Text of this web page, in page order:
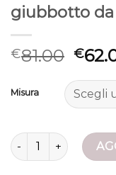
giubbotto
€81.00 €
Misura
giubbotto da lavoro